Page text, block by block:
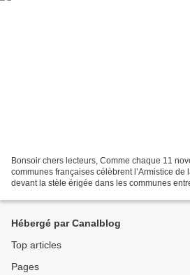
Bonsoir chers lecteurs, Comme chaque 11
communes françaises célèbrent l’Armistice de
devant la stèle érigée dans les communes
Hébergé par Canalblog
Top articles
Pages